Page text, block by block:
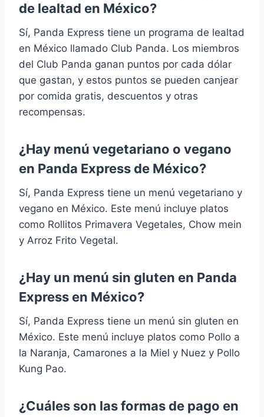
de lealtad en México?
Sí, Panda Express tiene un programa de lealtad
en México llamado Club Panda. Los miembros
del Club Panda ganan puntos por cada dólar
que gastan, y estos puntos se pueden canjear
por comida gratis, descuentos y otras
recompensas.
¿Hay menú vegetariano o vegano
en Panda Express de México?
Sí, Panda Express tiene un menú vegetariano y
vegano en México. Este menú incluye platos
como Rollitos Primavera Vegetales, Chow mein
y Arroz Frito Vegetal.
¿Hay un menú sin gluten en Panda
Express en México?
Sí, Panda Express tiene un menú sin gluten en
México. Este menú incluye platos como Pollo a
la Naranja, Camarones a la Miel y Nuez y Pollo
Kung Pao.
¿Cuáles son las formas de pago en